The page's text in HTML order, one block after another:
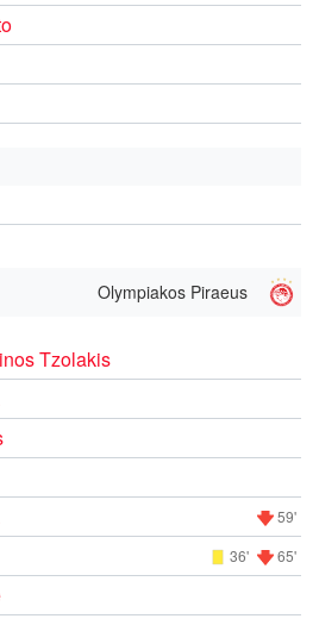
Olympiakos Piraeus
Tzolakis
59'
36' 65'